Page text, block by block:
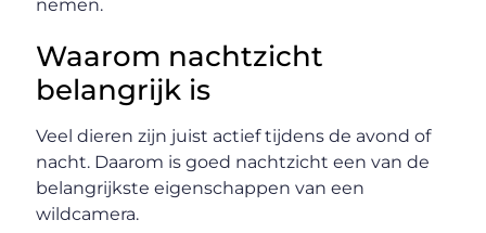
nemen.
Waarom nachtzicht
belangrijk is
Veel dieren zijn juist actief tijdens de avond of
nacht. Daarom is goed nachtzicht een van de
belangrijkste eigenschappen van een
wildcamera.